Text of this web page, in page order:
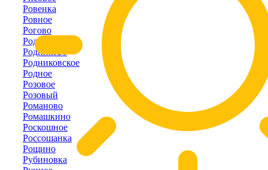
Ровенка
Ровное
Рогово
Родники
Родниково
Родниковское
Родное
Розовое
Розовый
Романово
Ромашкино
Роскошное
Россошанка
Рощино
Рубиновка